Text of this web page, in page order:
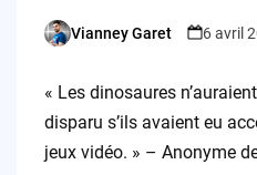
Posted
Vianney Garet 6 avril
« Les dinosaures
disparu s’ils avaient eu
jeux vidéo. » – Anonyme